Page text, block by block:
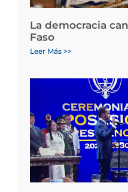
La democracia
Faso
Leer Más >>